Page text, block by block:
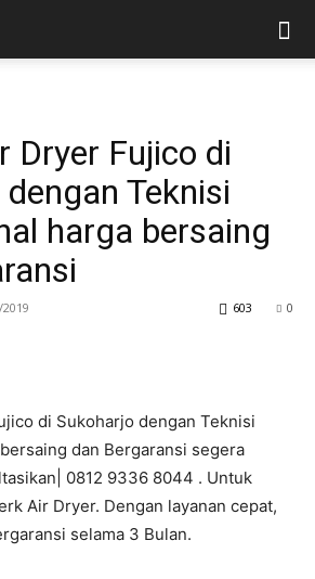
Dryer Fujico di
Teknisi
harga bersaing
0
603
di Sukoharjo dengan Teknisi
dan Bergaransi segera
0812 9336 8044 . Untuk
Air Dryer. Dengan layanan cepat,
selama 3 Bulan.